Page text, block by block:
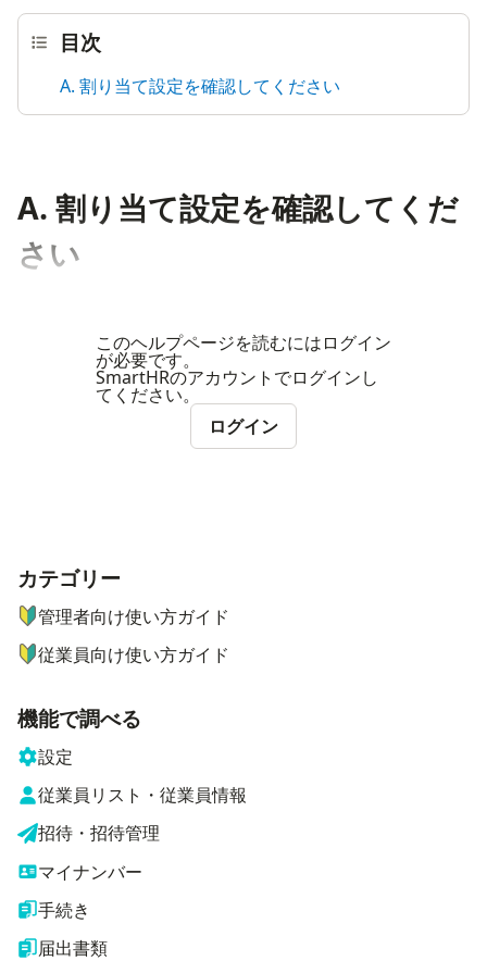
目次
A. 割り当て設定を確認してください
A. 割り当て設定を確認してくだ
さい
このヘルプページを読むにはログイン
が必要です。
SmartHRのアカウントでログインし
てください。
ログイン
ナビゲーションメニュー
カテゴリー
管理者向け使い方ガイド
従業員向け使い方ガイド
機能で調べる
設定
従業員リスト・従業員情報
招待・招待管理
マイナンバー
手続き
届出書類